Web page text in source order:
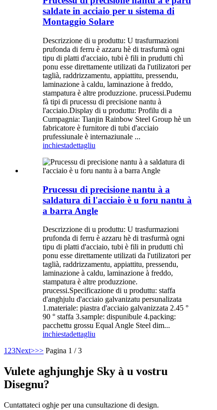
saldate in acciaio per u sistema di
Montaggio Solare
Descrizzione di u produttu: U trasfurmazioni
prufonda di ferru è azzaru hè di trasfurmà ogni
tipu di platti d'acciaio, tubi è fili in prudutti chì
ponu esse direttamente utilizati da l'utilizatori per
taglià, raddrizzamentu, appiattitu, pressendu,
laminazione à caldu, laminazione à freddo,
stampatura è altre produzzione. prucessi.Pudemu
fà tipi di prucessu di precisione nantu à
l'acciaio.Display di u produttu: Profilu di a
Cumpagnia: Tianjin Rainbow Steel Group hè un
fabricatore è furnitore di tubi d'acciaio
prufessiunale è internaziunale ...
inchiestadettagliu
Prucessu di precisione nantu à a
saldatura di l'acciaio è u foru nantu à
a barra Angle
Descrizzione di u produttu: U trasfurmazioni
prufonda di ferru è azzaru hè di trasfurmà ogni
tipu di platti d'acciaio, tubi è fili in prudutti chì
ponu esse direttamente utilizati da l'utilizatori per
taglià, raddrizzamentu, appiattitu, pressendu,
laminazione à caldu, laminazione à freddo,
stampatura è altre produzzione.
prucessi.Specificazione di u produttu: staffa
d'anghjulu d'acciaio galvanizatu persunalizata
1.materiale: piastra d'acciaio galvanizzata 2.45 °
90 ° staffa 3.sample: dispunibule 4.packing:
pacchettu grossu Equal Angle Steel dim...
inchiestadettagliu
1 23Next>>> Pagina 1 / 3
Vulete aghjunghje Sky à u vostru
Disegnu?
Cuntattateci oghje per una cunsultazione di design.